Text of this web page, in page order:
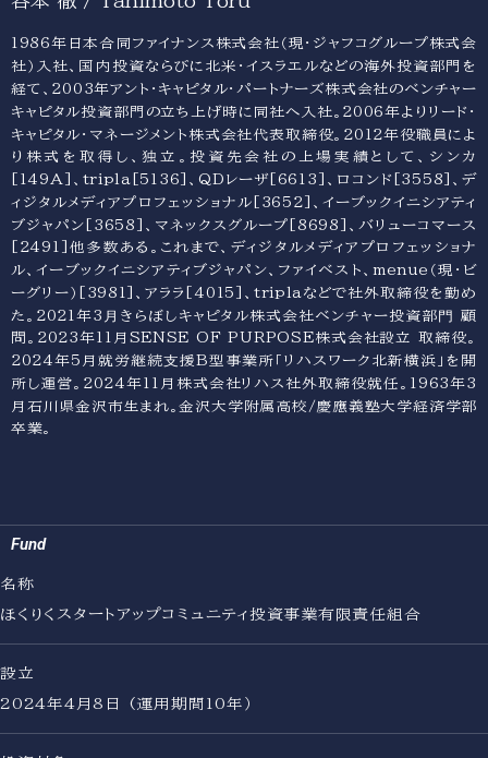
1986年日本合同ファイナンス株式会社（現・ジャフコグループ株式会
社）入社、国内投資ならびに北米・イスラエルなどの海外投資部門を
経て、2003年アント・キャピタル・パートナーズ株式会社のベンチャー
キャピタル投資部門の立ち上げ時に同社へ入社。2006年よりリード・
キャピタル・マネージメント株式会社代表取締役。2012年役職員によ
り株式を取得し、独立。投資先会社の上場実績として、シンカ
[149A]、tripla[5136]、QDレーザ[6613]、ロコンド[3558]、デ
ィジタルメディアプロフェッショナル[3652]、イーブックイニシアティ
ブジャパン[3658]、マネックスグループ[8698]、バリューコマース
[2491]他多数ある。これまで、ディジタルメディアプロフェッショナ
ル、イーブックイニシアティブジャパン、ファイベスト、menue（現・ビ
ーグリー）[3981]、アララ[4015]、triplaなどで社外取締役を勤め
た。2021年3⽉きらぼしキャピタル株式会社ベンチャー投資部⾨ 顧
問。2023年11月SENSE OF PURPOSE株式会社設立 取締役。
2024年5月就労継続⽀援B型事業所「リハスワーク北新横浜」を開
所し運営。2024年11月株式会社リハス社外取締役就任。1963年3
月石川県金沢市生まれ。金沢大学附属高校/慶應義塾大学経済学部
卒業。
Fund
名称
ほくりくスタートアップコミュニティ投資事業有限責任組合
設立
2024年4月8日 (運用期間10年）